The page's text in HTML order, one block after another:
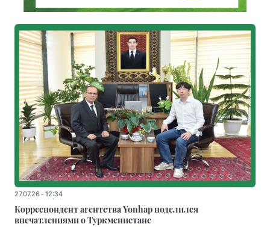
27.07.26 - 12:34
Корреспондент агентства Yonhap поделился
впечатлениями о Туркменистане